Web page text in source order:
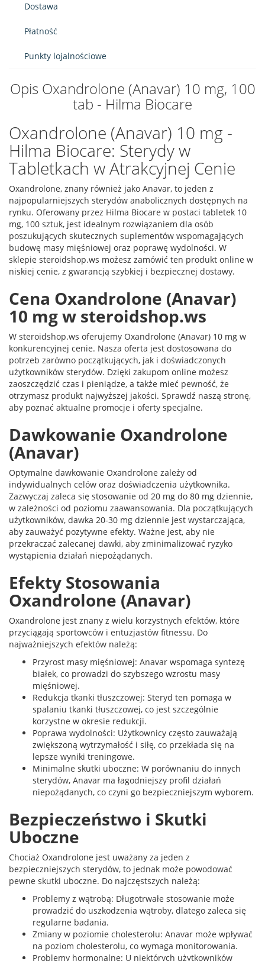
Dostawa
Płatność
Punkty lojalnościowe
Opis Oxandrolone (Anavar) 10 mg, 100
tab - Hilma Biocare
Oxandrolone (Anavar) 10 mg -
Hilma Biocare: Sterydy w
Tabletkach w Atrakcyjnej Cenie
Oxandrolone, znany również jako Anavar, to jeden z
najpopularniejszych sterydów anabolicznych dostępnych na
rynku. Oferowany przez Hilma Biocare w postaci tabletek 10
mg, 100 sztuk, jest idealnym rozwiązaniem dla osób
poszukujących skutecznych suplementów wspomagających
budowę masy mięśniowej oraz poprawę wydolności. W
sklepie steroidshop.ws możesz zamówić ten produkt online w
niskiej cenie, z gwarancją szybkiej i bezpiecznej dostawy.
Cena Oxandrolone (Anavar)
10 mg w steroidshop.ws
W steroidshop.ws oferujemy Oxandrolone (Anavar) 10 mg w
konkurencyjnej cenie. Nasza oferta jest dostosowana do
potrzeb zarówno początkujących, jak i doświadczonych
użytkowników sterydów. Dzięki zakupom online możesz
zaoszczędzić czas i pieniądze, a także mieć pewność, że
otrzymasz produkt najwyższej jakości. Sprawdź naszą stronę,
aby poznać aktualne promocje i oferty specjalne.
Dawkowanie Oxandrolone
(Anavar)
Optymalne dawkowanie Oxandrolone zależy od
indywidualnych celów oraz doświadczenia użytkownika.
Zazwyczaj zaleca się stosowanie od 20 mg do 80 mg dziennie,
w zależności od poziomu zaawansowania. Dla początkujących
użytkowników, dawka 20-30 mg dziennie jest wystarczająca,
aby zauważyć pozytywne efekty. Ważne jest, aby nie
przekraczać zalecanej dawki, aby zminimalizować ryzyko
wystąpienia działań niepożądanych.
Efekty Stosowania
Oxandrolone (Anavar)
Oxandrolone jest znany z wielu korzystnych efektów, które
przyciągają sportowców i entuzjastów fitnessu. Do
najważniejszych efektów należą:
Przyrost masy mięśniowej: Anavar wspomaga syntezę
białek, co prowadzi do szybszego wzrostu masy
mięśniowej.
Redukcja tkanki tłuszczowej: Steryd ten pomaga w
spalaniu tkanki tłuszczowej, co jest szczególnie
korzystne w okresie redukcji.
Poprawa wydolności: Użytkownicy często zauważają
zwiększoną wytrzymałość i siłę, co przekłada się na
lepsze wyniki treningowe.
Minimalne skutki uboczne: W porównaniu do innych
sterydów, Anavar ma łagodniejszy profil działań
niepożądanych, co czyni go bezpieczniejszym wyborem.
Bezpieczeństwo i Skutki
Uboczne
Chociaż Oxandrolone jest uważany za jeden z
bezpieczniejszych sterydów, to jednak może powodować
pewne skutki uboczne. Do najczęstszych należą:
Problemy z wątrobą: Długotrwałe stosowanie może
prowadzić do uszkodzenia wątroby, dlatego zaleca się
regularne badania.
Zmiany w poziomie cholesterolu: Anavar może wpływać
na poziom cholesterolu, co wymaga monitorowania.
Problemy hormonalne: U niektórych użytkowników